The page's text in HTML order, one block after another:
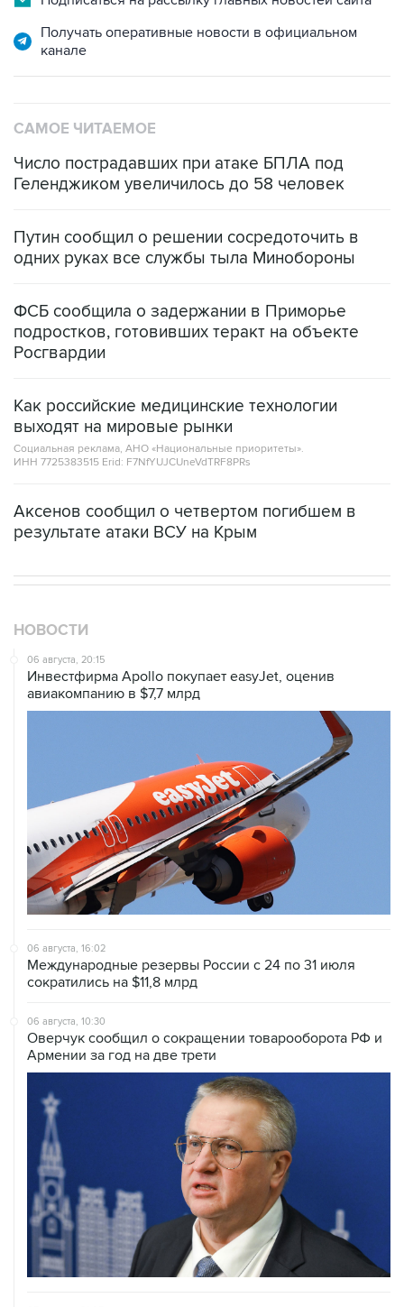
Получать оперативные новости в официальном
канале
САМОЕ ЧИТАЕМОЕ
Число пострадавших при атаке БПЛА под
Геленджиком увеличилось до 58 человек
Путин сообщил о решении сосредоточить в
одних руках все службы тыла Минобороны
ФСБ сообщила о задержании в Приморье
подростков, готовивших теракт на объекте
Росгвардии
Как российские медицинские технологии
выходят на мировые рынки
Социальная реклама, АНО «Национальные приоритеты».
ИНН 7725383515 Erid: F7NfYUJCUneVdTRF8PRs
Аксенов сообщил о четвертом погибшем в
результате атаки ВСУ на Крым
НОВОСТИ
06 августа, 20:15
Инвестфирма Apollo покупает easyJet, оценив
авиакомпанию в $7,7 млрд
06 августа, 16:02
Международные резервы России с 24 по 31 июля
сократились на $11,8 млрд
06 августа, 10:30
Оверчук сообщил о сокращении товарооборота РФ и
Армении за год на две трети